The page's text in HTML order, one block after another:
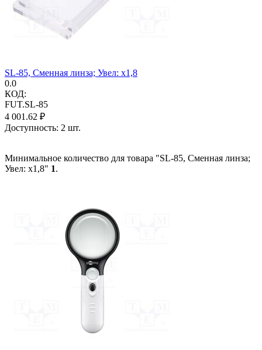
SL-85, Сменная линза; Увел: x1,8
0.0
КОД:
FUT.SL-85
4 001.62 ₽
Доступность: 2 шт.
Минимальное количество для товара "SL-85, Сменная линза;
Увел: x1,8" 1.